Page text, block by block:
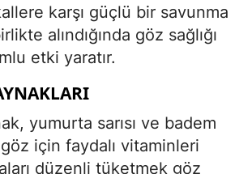
karşı güçlü bir savunma
alındığında göz sağlığı
etki yaratır.
yumurta sarısı ve badem
için faydalı vitaminleri
düzenli tüketmek göz